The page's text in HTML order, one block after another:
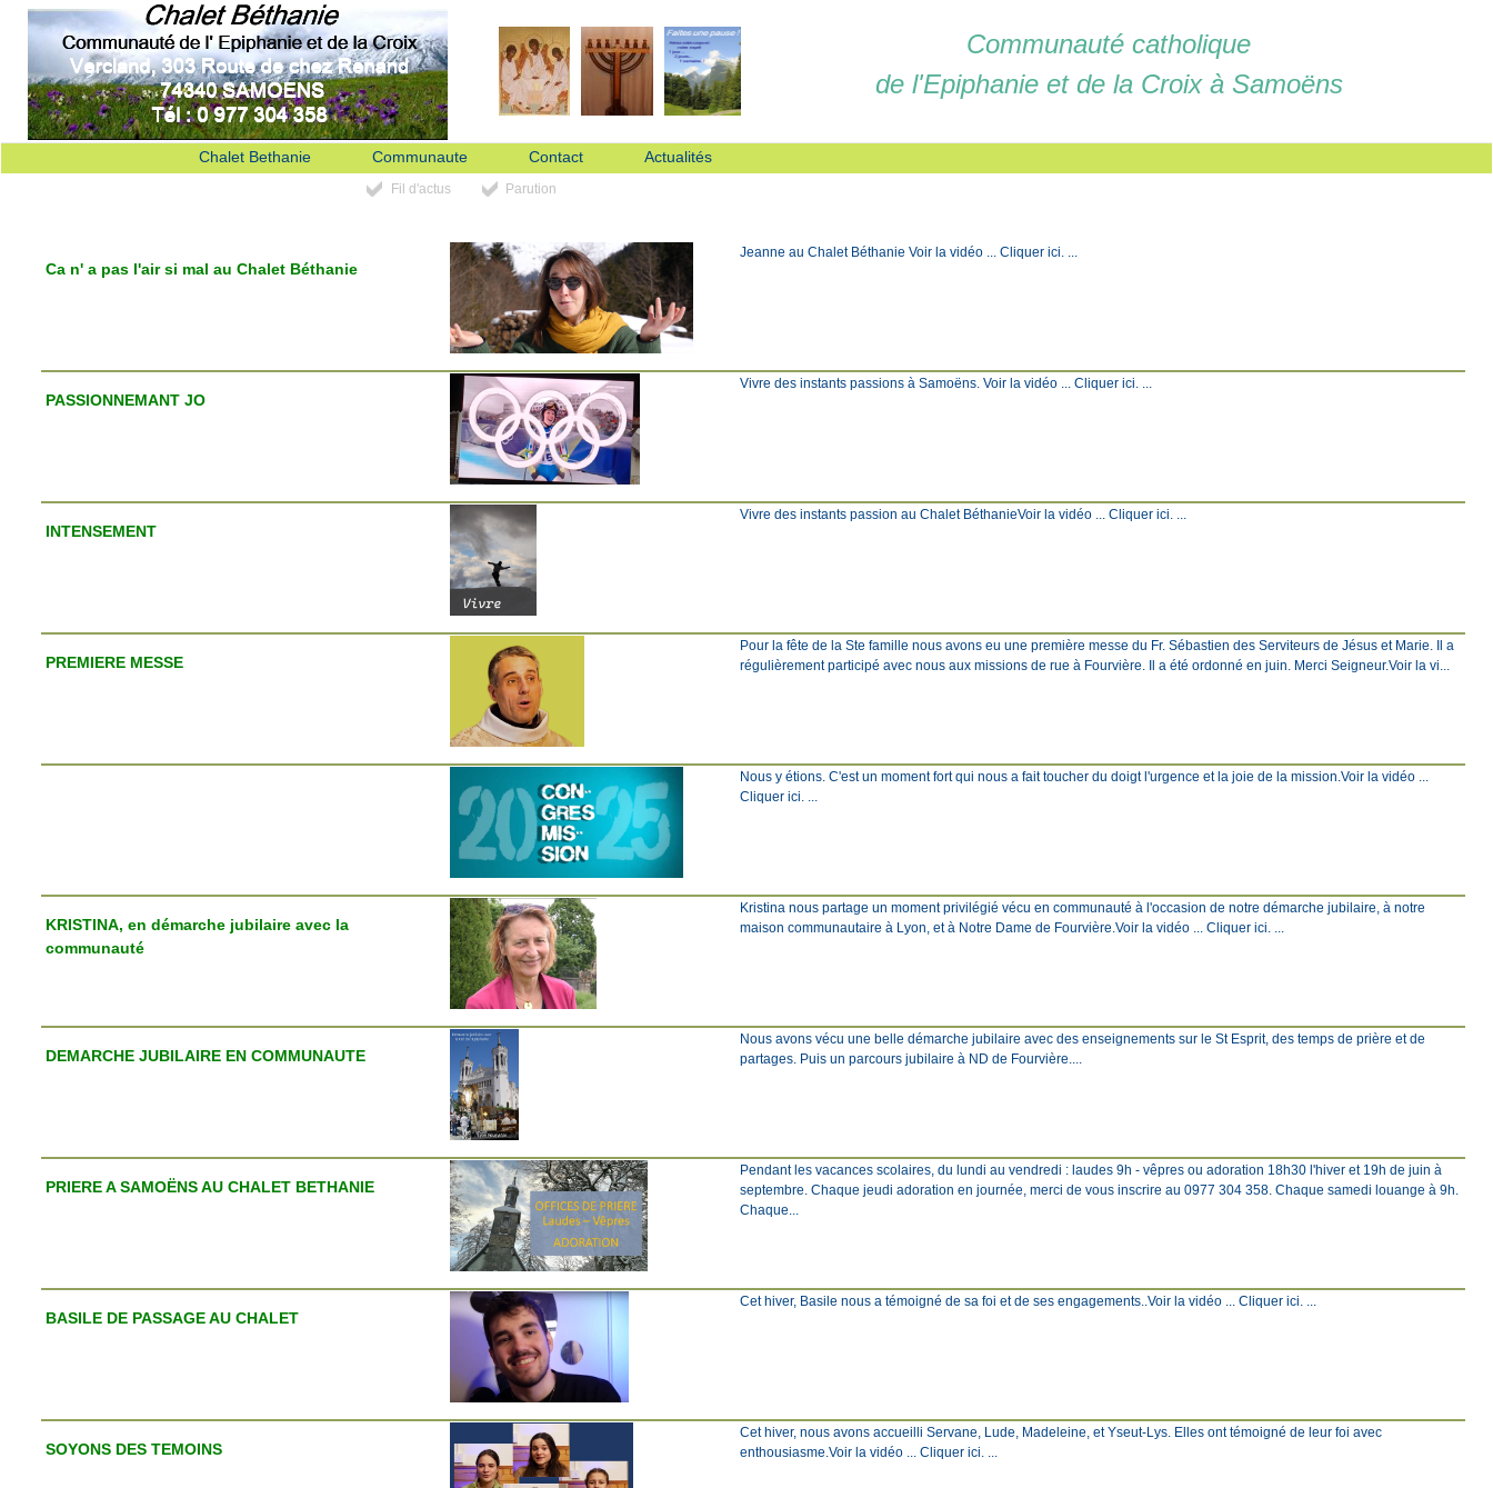
Communauté catholique
de l'Epiphanie et de la Croix à Samoëns
Chalet Bethanie Communaute Contact Actualités
Fil d'actus Parution
Ca n' a pas l'air si mal au Chalet Béthanie
Jeanne au Chalet Béthanie Voir la vidéo ... Cliquer ici. ...
PASSIONNEMANT JO
Vivre des instants passions à Samoëns. Voir la vidéo ... Cliquer ici. ...
INTENSEMENT
Vivre des instants passion au Chalet BéthanieVoir la vidéo ... Cliquer ici. ...
PREMIERE MESSE
Pour la fête de la Ste famille nous avons eu une première messe du Fr. Sébastien des Serviteurs de Jésus et Marie. Il a
régulièrement participé avec nous aux missions de rue à Fourvière. Il a été ordonné en juin. Merci Seigneur.Voir la vi...
Nous y étions. C'est un moment fort qui nous a fait toucher du doigt l'urgence et la joie de la mission.Voir la vidéo ...
Cliquer ici. ...
KRISTINA, en démarche jubilaire avec la
communauté
Kristina nous partage un moment privilégié vécu en communauté à l'occasion de notre démarche jubilaire, à notre
maison communautaire à Lyon, et à Notre Dame de Fourvière.Voir la vidéo ... Cliquer ici. ...
DEMARCHE JUBILAIRE EN COMMUNAUTE
Nous avons vécu une belle démarche jubilaire avec des enseignements sur le St Esprit, des temps de prière et de
partages. Puis un parcours jubilaire à ND de Fourvière....
PRIERE A SAMOËNS AU CHALET BETHANIE
Pendant les vacances scolaires, du lundi au vendredi : laudes 9h - vêpres ou adoration 18h30 l'hiver et 19h de juin à
septembre. Chaque jeudi adoration en journée, merci de vous inscrire au 0977 304 358. Chaque samedi louange à 9h.
Chaque...
BASILE DE PASSAGE AU CHALET
Cet hiver, Basile nous a témoigné de sa foi et de ses engagements..Voir la vidéo ... Cliquer ici. ...
SOYONS DES TEMOINS
Cet hiver, nous avons accueilli Servane, Lude, Madeleine, et Yseut-Lys. Elles ont témoigné de leur foi avec
enthousiasme.Voir la vidéo ... Cliquer ici. ...